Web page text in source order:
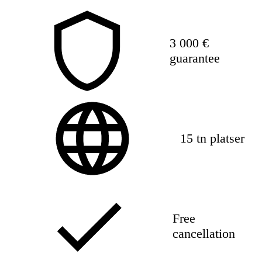
3 000 €
guarantee
15 tn platser
Free
cancellation